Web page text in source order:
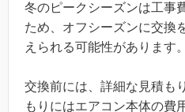
冬のピークシーズンは工事
ため、オフシーズンに交換
えられる可能性があります。
交換前には、詳細な見積も
もりにはエアコン本体の費